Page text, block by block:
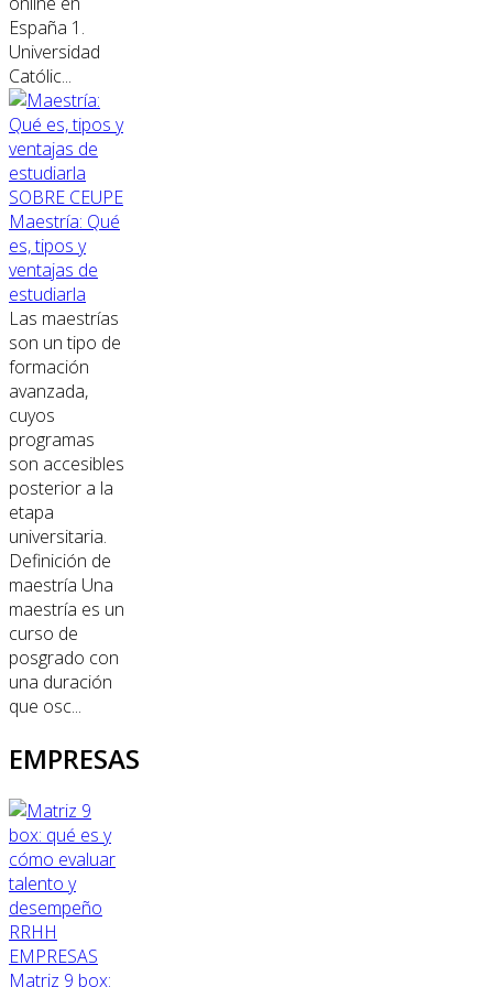
España 1.
Universidad
Católic...
SOBRE CEUPE
Maestría: Qué
es, tipos y
ventajas de
estudiarla
Las maestrías
son un tipo de
formación
avanzada,
cuyos
programas
son accesibles
posterior a la
etapa
universitaria.
Definición de
maestría Una
maestría es un
curso de
posgrado con
una duración
que osc...
EMPRESAS
RRHH
EMPRESAS
Matriz 9 box: